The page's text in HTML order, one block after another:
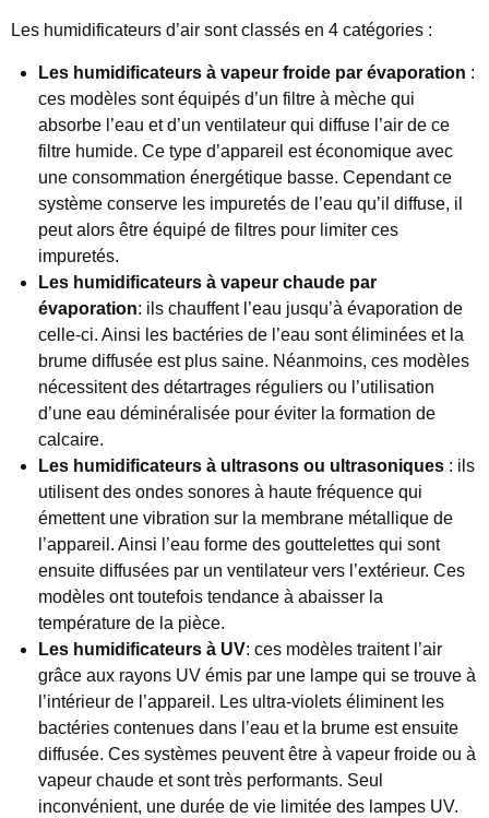
Les humidificateurs d’air sont classés en 4 catégories :
Les humidificateurs à vapeur froide par évaporation :
ces modèles sont équipés d’un filtre à mèche qui
absorbe l’eau et d’un ventilateur qui diffuse l’air de ce
filtre humide. Ce type d’appareil est économique avec
une consommation énergétique basse. Cependant ce
système conserve les impuretés de l’eau qu’il diffuse, il
peut alors être équipé de filtres pour limiter ces
impuretés.
Les humidificateurs à vapeur chaude par
évaporation: ils chauffent l’eau jusqu’à évaporation de
celle-ci. Ainsi les bactéries de l’eau sont éliminées et la
brume diffusée est plus saine. Néanmoins, ces modèles
nécessitent des détartrages réguliers ou l’utilisation
d’une eau déminéralisée pour éviter la formation de
calcaire.
Les humidificateurs à ultrasons ou ultrasoniques : ils
utilisent des ondes sonores à haute fréquence qui
émettent une vibration sur la membrane métallique de
l’appareil. Ainsi l’eau forme des gouttelettes qui sont
ensuite diffusées par un ventilateur vers l’extérieur. Ces
modèles ont toutefois tendance à abaisser la
température de la pièce.
Les humidificateurs à UV: ces modèles traitent l’air
grâce aux rayons UV émis par une lampe qui se trouve à
l’intérieur de l’appareil. Les ultra-violets éliminent les
bactéries contenues dans l’eau et la brume est ensuite
diffusée. Ces systèmes peuvent être à vapeur froide ou à
vapeur chaude et sont très performants. Seul
inconvénient, une durée de vie limitée des lampes UV.